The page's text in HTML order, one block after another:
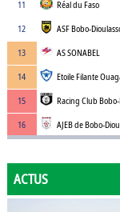
11
Réal du Faso
12
ASF Bobo-
13
AS SONABEL
14
Etoile Filante
15
Racing Club
16
AJEB de Bobo-
ACTUS